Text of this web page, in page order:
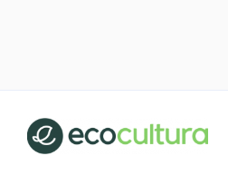
contenuto